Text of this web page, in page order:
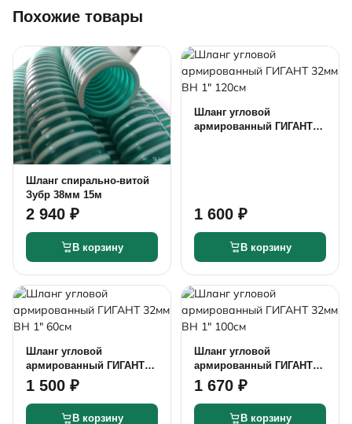
Похожие товары
Шланг спирально-витой
Зубр 38мм 15м
2 940 ₽
В корзину
Шланг угловой
армированный ГИГАНТ
1 600 ₽
В корзину
Шланг угловой
армированный ГИГАНТ
32мм ВН 1" 60см
1 500 ₽
В корзину
Шланг угловой
армированный ГИГАНТ
32мм ВН 1" 100см
1 670 ₽
В корзину